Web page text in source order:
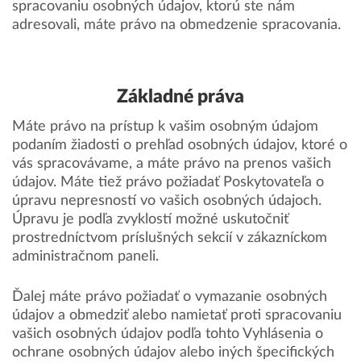
spracovaniu osobných údajov, ktorú ste nám
adresovali, máte právo na obmedzenie spracovania.
Základné práva
Máte právo na prístup k vašim osobným údajom
podaním žiadosti o prehľad osobných údajov, ktoré o
vás spracovávame, a máte právo na prenos vašich
údajov. Máte tiež právo požiadať Poskytovateľa o
úpravu nepresností vo vašich osobných údajoch.
Úpravu je podľa zvyklostí možné uskutočniť
prostredníctvom príslušných sekcií v zákazníckom
administračnom paneli.
Ďalej máte právo požiadať o vymazanie osobných
údajov a obmedziť alebo namietať proti spracovaniu
vašich osobných údajov podľa tohto Vyhlásenia o
ochrane osobných údajov alebo iných špecifických